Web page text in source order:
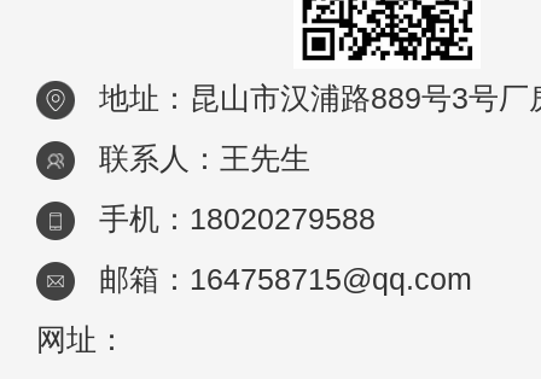
地址：昆山市汉浦路889号3号厂
联系人：王先生
手机：18020279588
邮箱：164758715@qq.com
网址：